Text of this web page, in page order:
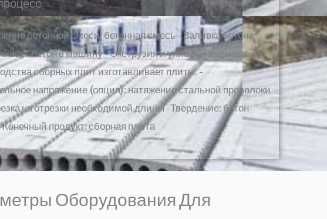
бетонной смеси: бетонная смесь - Заливка бетона:
бетон в машину - Экструзия и уплотнение: машина
сборных плит изготавливает плиты. -
напряжение (опция): натяжение стальной проволоки
на отрезки необходимой длины -Твердение: бетон
продукт: сборная плита
Оборудования Для